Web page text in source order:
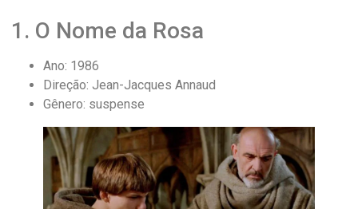
1. O Nome da Rosa
Ano: 1986
Direção: Jean-Jacques Annaud
Gênero: suspense